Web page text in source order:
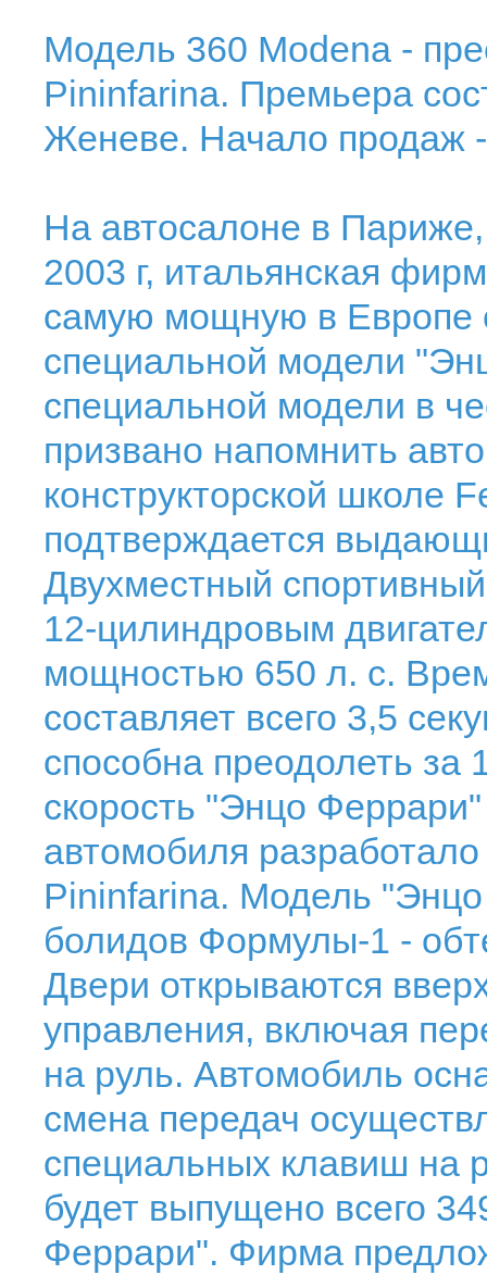
Модель 360 Modena -
Pininfarina. Премьера
Женеве. Начало продаж
На автосалоне в
2003 г, итальянская
самую мощную в Европе
специальной модели
специальной модели в
призвано напомнить
конструкторской школе
подтверждается
Двухместный
12-цилиндровым
мощностью 650 л. с.
составляет всего 3,5
способна преодолеть за
скорость "Энцо
автомобиля
Pininfarina. Модель
болидов Формулы-1 -
Двери открываются
управления, включая
на руль. Автомобиль
смена передач
специальных клавиш на
будет выпущено всего
Феррари". Фирма